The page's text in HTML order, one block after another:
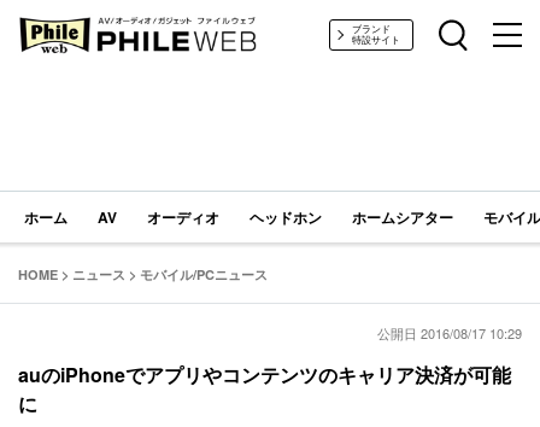
PHILE WEB｜AV/オーディオ/ガジェットブランド
特設サイト
ホーム AV オーディオ ヘッドホン ホームシアター モバイ
HOME > ニュース > モバイル/PCニュース
公開日 2016/08/17 10:29
auのiPhoneでアプリやコンテンツのキャリア決済が可能
に